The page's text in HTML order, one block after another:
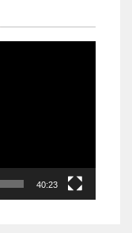
40:23